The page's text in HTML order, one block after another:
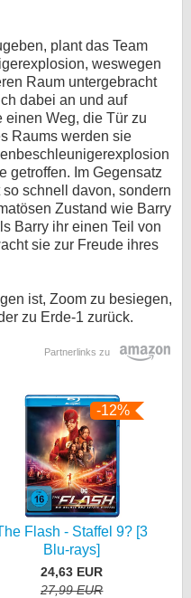
plant das Team
weswegen
Raum untergebracht
dabei an und auf
einen Weg, die Tür zu
Raums werden sie
getroffen. Im Gegensatz
schnell davon, sondern
Zustand wie Barry
Barry ihr einen Teil von
sie zur Freude ihres
ist, Zoom zu besiegen,
zu Erde-1 zurück.
Partnerlinks zu
-12%
Flash - Staffel 9? [3
Blu-rays]
24,63 EUR
27,99 EUR